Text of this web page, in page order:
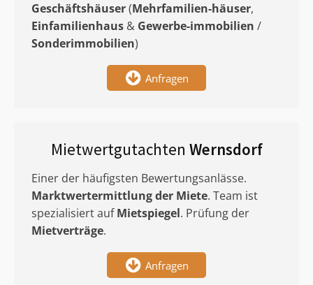
Geschäftshäuser(Mehrfamilien-häuser,
Einfamilienhaus & Gewerbe-immobilien /
Sonderimmobilien)
Anfragen
Mietwertgutachten Wernsdorf
Einer der häufigsten Bewertungsanlässe.
Marktwertermittlungder Miete. Team ist
spezialisiert aufMietspiegel. Prüfung der
Mietverträge.
Anfragen